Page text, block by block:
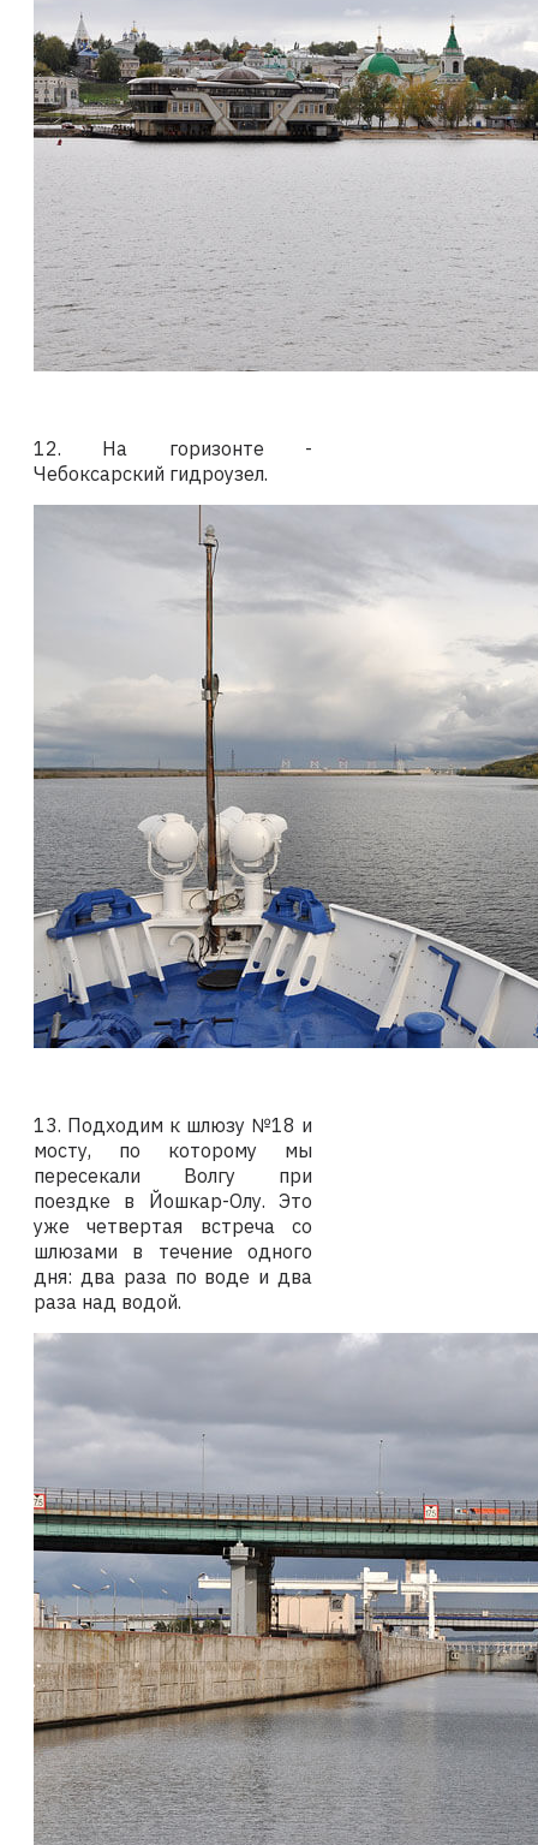
12. На горизонте -
Чебоксарский гидроузел.
13. Подходим к шлюзу №18 и
мосту, по которому мы
пересекали Волгу при
поездке в Йошкар-Олу. Это
уже четвертая встреча со
шлюзами в течение одного
дня: два раза по воде и два
раза над водой.